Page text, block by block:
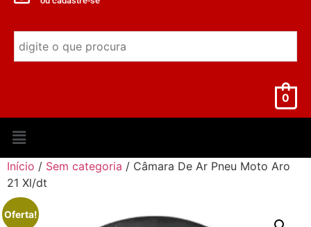
0
Início / Sem categoria / Câmara De Ar Pneu Moto Aro
21 Xl/dt
Oferta!